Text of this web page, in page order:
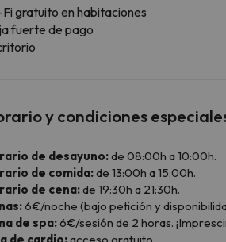
gratuito en habitaciones
fuerte de pago
y condiciones
de desayuno:de 08:00h a 10:00h.
de comida:de 13:00h a 15:00h.
de cena:de 19:30h a 21:30h.
6€/noche (bajo petición y
de spa:6€/sesión de 2 horas.